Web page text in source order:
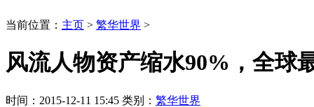
当前位置： 主页 > 繁华世界 >
风流人物资产缩水90%，全球
时间：2015-12-11 15:45 类别： 繁华世界